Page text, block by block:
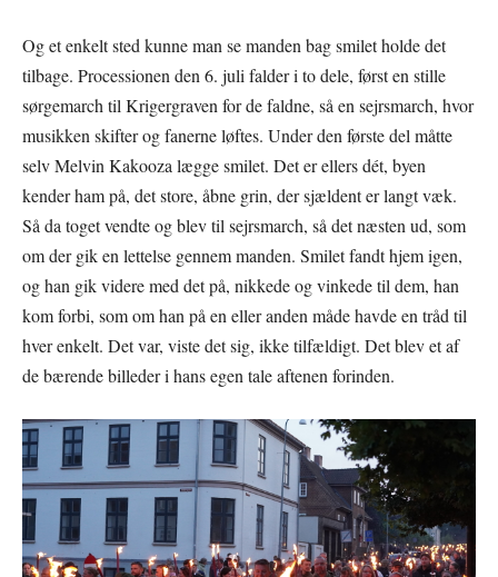
Og et enkelt sted kunne man se manden bag smilet holde det
tilbage. Processionen den 6. juli falder i to dele, først en stille
sørgemarch til Krigergraven for de faldne, så en sejrsmarch, hvor
musikken skifter og fanerne løftes. Under den første del måtte
selv Melvin Kakooza lægge smilet. Det er ellers dét, byen
kender ham på, det store, åbne grin, der sjældent er langt væk.
Så da toget vendte og blev til sejrsmarch, så det næsten ud, som
om der gik en lettelse gennem manden. Smilet fandt hjem igen,
og han gik videre med det på, nikkede og vinkede til dem, han
kom forbi, som om han på en eller anden måde havde en tråd til
hver enkelt. Det var, viste det sig, ikke tilfældigt. Det blev et af
de bærende billeder i hans egen tale aftenen forinden.